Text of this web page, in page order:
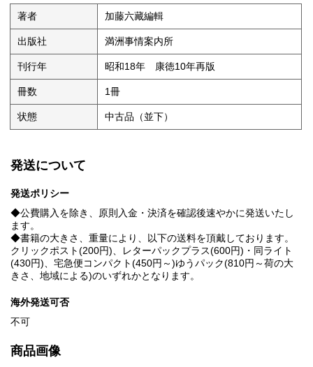
著者 加藤六藏編輯
出版社 満洲事情案内所
刊行年 昭和18年 康徳10年再版
冊数 1冊
状態 中古品（並下）
発送について
発送ポリシー
◆公費購入を除き、原則入金・決済を確認後速やかに発送いたし
ます。
◆書籍の大きさ、重量により、以下の送料を頂戴しております。
クリックポスト(200円)、レターパックプラス(600円)・同ライト
(430円)、宅急便コンパクト(450円～)ゆうパック(810円～荷の大
きさ、地域による)のいずれかとなります。
海外発送可否
不可
商品画像